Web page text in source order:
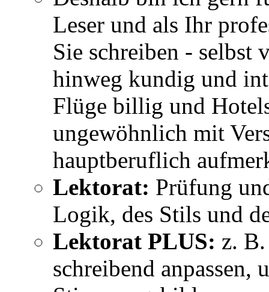
Leser und als Ihr
Sie schreiben - selbst
hinweg kundig und
Flüge billig und
ungewöhnlich mit
hauptberuflich
Lektorat: Prüfung
Logik, des Stils und
Lektorat PLUS: z.
schreibend anpassen,